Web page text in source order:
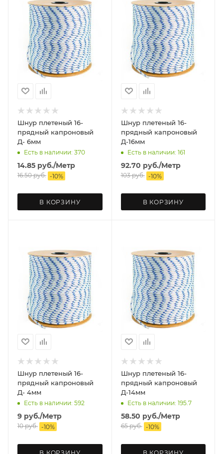
Шнур плетеный 16-
прядный капроновый
Д- 6мм
Есть в наличии: 370
14.85 руб./Метр
16.50руб. -10%
В КОРЗИНУ
Шнур плетеный 16-
прядный капроновый
Д-16мм
Есть в наличии: 161
92.70 руб./Метр
103руб. -10%
В КОРЗИНУ
Шнур плетеный 16-
прядный капроновый
Д- 4мм
Есть в наличии: 592
9 руб./Метр
10руб. -10%
Шнур плетеный 16-
прядный капроновый
Д-14мм
Есть в наличии: 195.7
58.50 руб./Метр
65руб. -10%